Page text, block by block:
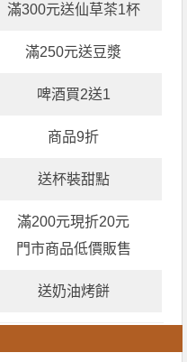
滿300元送仙草茶1杯
滿250元送豆漿
啤酒買2送1
商品9折
送杯裝甜點
滿200元現折20元
門市商品低價販售
送奶油烤餅